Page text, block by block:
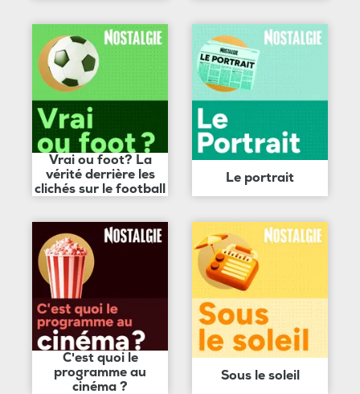
Vrai ou foot? La
vérité derrière les
clichés sur le football
Le portrait
C'est quoi le
programme au
cinéma ?
Sous le soleil